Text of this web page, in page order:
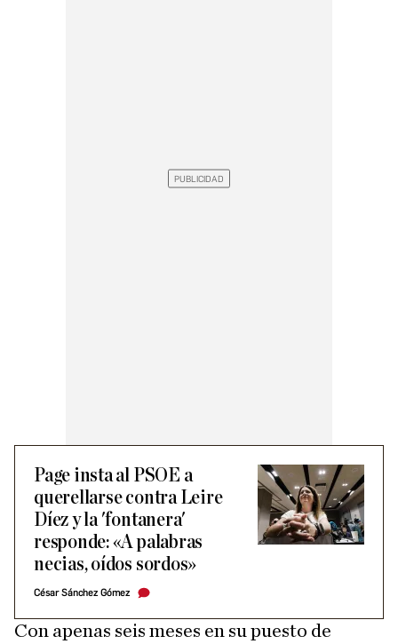
Page insta al PSOE a
querellarse contra Leire
Díez y la 'fontanera'
responde: «A palabras
necias, oídos sordos»
César Sánchez Gómez
Con apenas seis meses en su puesto de